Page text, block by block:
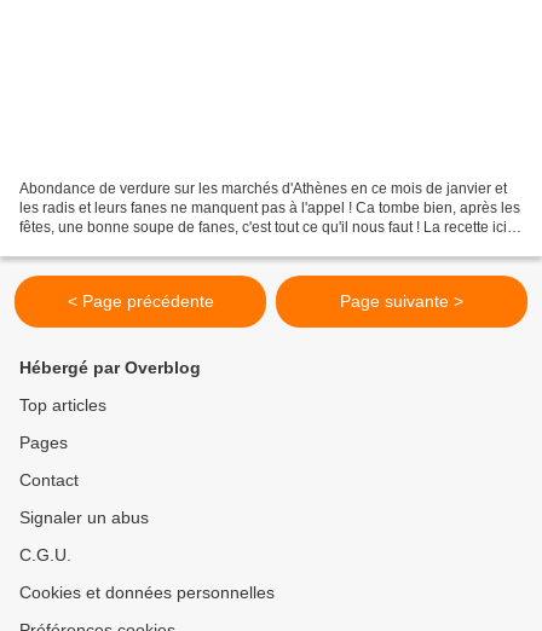
Abondance de verdure sur les marchés d'Athènes en ce mois de janvier et
les radis et leurs fanes ne manquent pas à l'appel ! Ca tombe bien, après les
fêtes, une bonne soupe de fanes, c'est tout ce qu'il nous faut ! La recette ici
< Page précédente Page suivante >
Hébergé par Overblog
Top articles
Pages
Contact
Signaler un abus
C.G.U.
Cookies et données personnelles